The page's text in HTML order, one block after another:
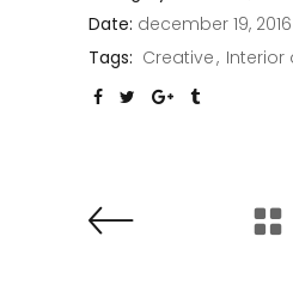
Date: december 19, 2016
Tags: Creative Interior